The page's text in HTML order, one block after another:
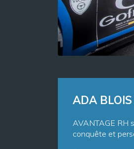
ADA
AVANTAGE RH
conquête et